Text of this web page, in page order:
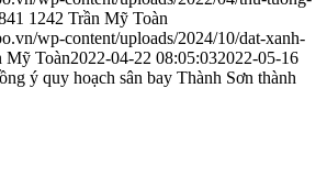
1242 Trần Mỹ Toàn
wp-content/uploads/2024/10/dat-xanh-
Mỹ Toàn2022-04-22 08:05:032022-05-16
ý quy hoạch sân bay Thành Sơn thành